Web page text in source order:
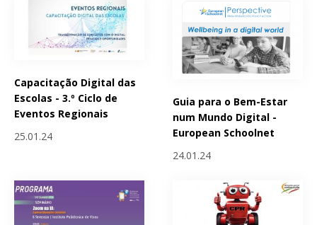
Capacitação Digital das
Escolas - 3.º Ciclo de
Eventos Regionais
25.01.24
Guia para o Bem-Estar
num Mundo Digital -
European Schoolnet
24.01.24